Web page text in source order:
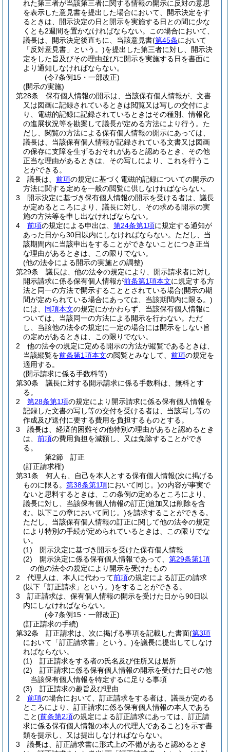
れた第三者が当該第三者に関する情報の開示に反対の意思
を表示した意見書を提出した場合において、開示決定をす
るときは、開示決定の日と開示を実施する日との間に少な
くとも2週間を置かなければならない。
この場合において、
議長は、開示決定後直ちに、当該意見書(第45条において
「反対意見書」という。)を提出した第三者に対し、開示決
定をした旨及びその理由並びに開示を実施する日を書面に
より通知しなければならない。
(令7条例15・一部改正)
(開示の実施)
第28条
保有個人情報の開示は、当該保有個人情報が、文書
又は図画に記録されているときは閲覧又は写しの交付によ
り、電磁的記録に記録されているときはその種別、情報化
の進展状況等を勘案して議長が定める方法により行う。 た
だし、閲覧の方法による保有個人情報の開示にあっては、
議長は、当該保有個人情報が記録されている文書又は図画
の保存に支障を生ずるおそれがあると認めるとき、その他
正当な理由があるときは、その写しにより、これを行うこ
とができる。
2
議長は、 前項の規定に基づく電磁的記録についての開示の
方法に関する定めを一般の閲覧に供しなければならない。
3
開示決定に基づき保有個人情報の開示を受ける者は、議長
が定めるところにより、議長に対し、その求める開示の実
施の方法等を申し出なければならない。
4
前項の規定による申出は、 第24条第1項に規定する通知が
あった日から30日以内にしなければならない。 ただし、当
該期間内に当該申出をすることができないことにつき正当
な理由があるときは、この限りでない。
(他の法令による開示の実施との調整)
第29条
議長は、他の法令の規定により、開示請求者に対し
開示請求に係る保有個人情報が前条第1項本文に規定する方
法と同一の方法で開示することとされている場合(開示の期
間が定められている場合にあっては、当該期間内に限る。)
には、 同項本文の規定にかかわらず、当該保有個人情報に
ついては、当該同一の方法による開示を行わない。 ただ
し、当該他の法令の規定に一定の場合には開示をしない旨
の定めがあるときは、この限りでない。
2
他の法令の規定に定める開示の方法が縦覧であるときは、
当該縦覧を前条第1項本文の閲覧とみなして、 前項の規定を
適用する。
(開示請求に係る手数料等)
第30条
議長に対する開示請求に係る手数料は、無料とす
る。
2
第28条第1項の規定により開示請求に係る保有個人情報を
記録した文書の写し等の交付を受ける者は、当該写し等の
作成及び送付に要する費用を負担するものとする。
3
議長は、経済的困難その他特別の理由があると認めるとき
は、 前項の費用負担を減額し、又は免除することができ
る。
第2節
訂正
(訂正請求権)
第31条
何人も、自己を本人とする保有個人情報(次に掲げる
ものに限る。 第38条第1項において同じ。)の内容が事実で
ないと思料するときは、この条例の定めるところにより、
議長に対し、当該保有個人情報の訂正(追加又は削除を含
む。以下この章において同じ。)を請求することができる。
ただし、当該保有個人情報の訂正に関して他の法令の規定
により特別の手続が定められているときは、この限りでな
い。
(1)
開示決定に基づき開示を受けた保有個人情報
(2)
開示決定に係る保有個人情報であって、 第29条第1項
の他の法令の規定により開示を受けたもの
2
代理人は、本人に代わって前項の規定による訂正の請求
(以下「訂正請求」という。)をすることができる。
3
訂正請求は、保有個人情報の開示を受けた日から90日以
内にしなければならない。
(令7条例15・一部改正)
(訂正請求の手続)
第32条
訂正請求は、次に掲げる事項を記載した書面(第3項
において「訂正請求書」という。)を議長に提出してしなけ
ればならない。
(1)
訂正請求をする者の氏名及び住所又は居所
(2)
訂正請求に係る保有個人情報の開示を受けた日その他
当該保有個人情報を特定するに足りる事項
(3)
訂正請求の趣旨及び理由
2
前項の場合において、訂正請求をする者は、議長が定める
ところにより、訂正請求に係る保有個人情報の本人である
こと(前条第2項の規定による訂正請求にあっては、訂正請
求に係る保有個人情報の本人の代理人であること)を示す書
類を提示し、又は提出しなければならない。
3
議長は、訂正請求書に形式上の不備があると認めるとき